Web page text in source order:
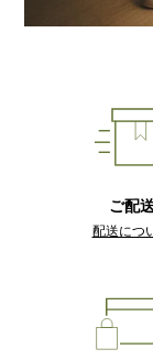
ご配
配送につ